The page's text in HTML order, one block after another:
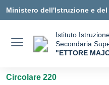
Ministero dell'Istruzione e del
Istituto
Secondaria
"ETTORE
Circolare 220